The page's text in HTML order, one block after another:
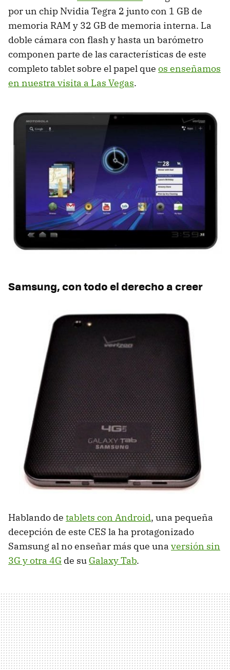
por un chip Nvidia Tegra 2 junto con 1 GB de
memoria RAM y 32 GB de memoria interna. La
doble cámara con flash y hasta un barómetro
componen parte de las características de este
completo tablet sobre el papel que os enseñamos
en nuestra visita a Las Vegas.
Samsung, con todo el derecho a creer
Hablando de tablets con Android, una pequeña
decepción de este CES la ha protagonizado
Samsung al no enseñar más que una versión sin
3G y otra 4G de su Galaxy Tab.